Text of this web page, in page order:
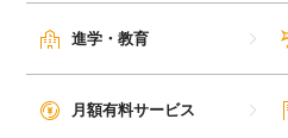
進学・教育
月額有料サービス